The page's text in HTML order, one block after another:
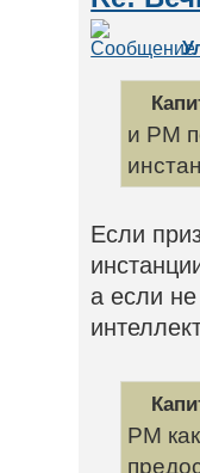
и РМ
Если
а если
РМ